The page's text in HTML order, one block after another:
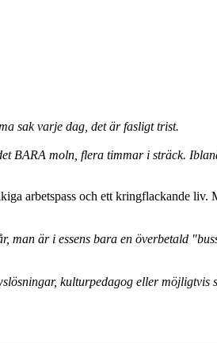
sak varje dag, det är fasligt trist.
BARA moln, flera timmar i sträck.
arbetspass och ett kringflackande liv.
är i essens bara en överbetald
kulturpedagog eller möjligtvis